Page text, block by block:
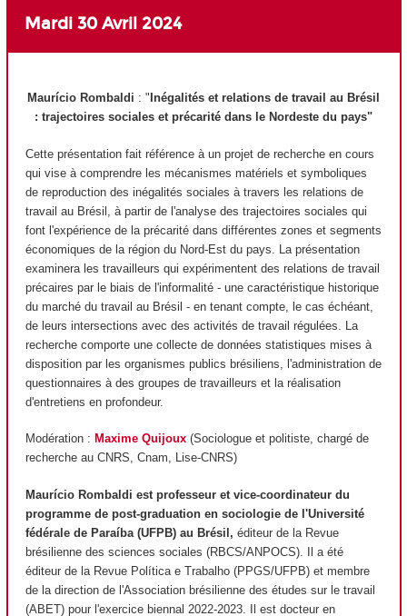
Mardi 30 Avril 2024
Maurício Rombaldi : " Inégalités et relations de travail au Brésil
: trajectoires sociales et précarité dans le Nordeste du pays"
Cette présentation fait référence à un projet de recherche en cours
qui vise à comprendre les mécanismes matériels et symboliques
de reproduction des inégalités sociales à travers les relations de
travail au Brésil, à partir de l'analyse des trajectoires sociales qui
font l'expérience de la précarité dans différentes zones et segments
économiques de la région du Nord-Est du pays. La présentation
examinera les travailleurs qui expérimentent des relations de travail
précaires par le biais de l'informalité - une caractéristique historique
du marché du travail au Brésil - en tenant compte, le cas échéant,
de leurs intersections avec des activités de travail régulées. La
recherche comporte une collecte de données statistiques mises à
disposition par les organismes publics brésiliens, l'administration de
questionnaires à des groupes de travailleurs et la réalisation
d'entretiens en profondeur.
Modération : Maxime Quijoux (Sociologue et politiste, chargé de
recherche au CNRS, Cnam, Lise-CNRS)
Maurício Rombaldi est professeur et vice-coordinateur du
programme de post-graduation en sociologie de l'Université
fédérale de Paraíba (UFPB) au Brésil, éditeur de la Revue
brésilienne des sciences sociales (RBCS/ANPOCS). Il a été
éditeur de la Revue Política e Trabalho (PPGS/UFPB) et membre
de la direction de l'Association brésilienne des études sur le travail
(ABET) pour l'exercice biennal 2022-2023. Il est docteur en